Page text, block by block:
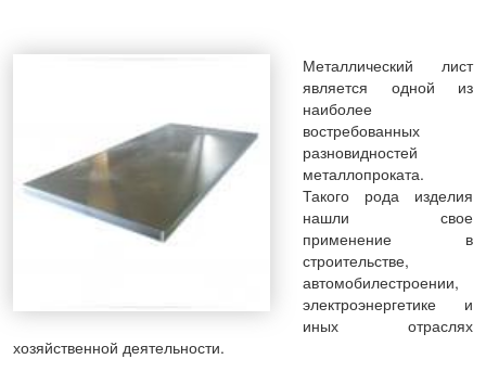
Металлический лист
является одной из
наиболее
востребованных
разновидностей
металлопроката.
Такого рода изделия
нашли свое
применение в
строительстве,
автомобилестроении,
электроэнергетике и
иных отраслях
хозяйственной деятельности.